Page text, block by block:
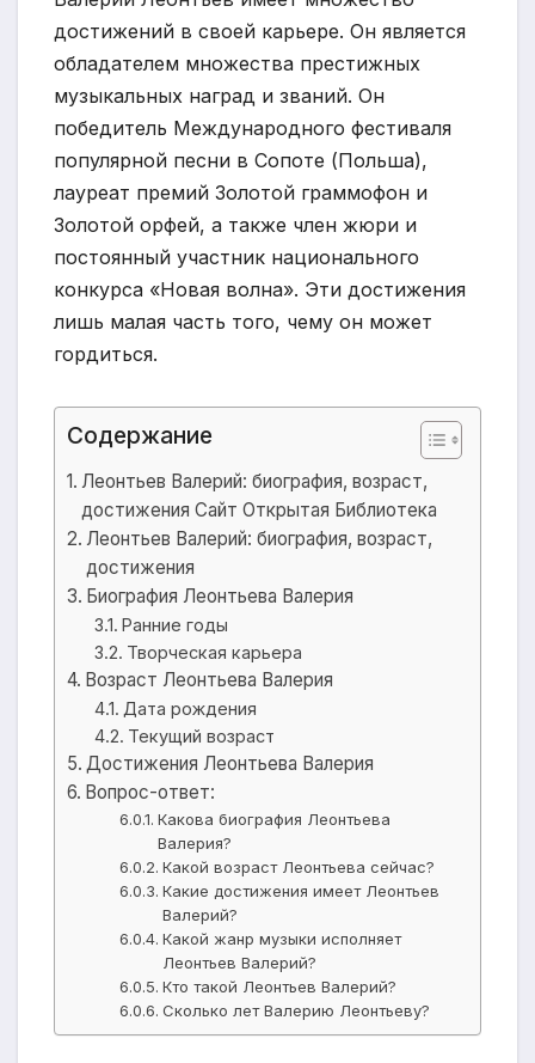
достижений в своей карьере. Он является
обладателем множества престижных
музыкальных наград и званий. Он
победитель Международного фестиваля
популярной песни в Сопоте (Польша),
лауреат премий Золотой граммофон и
Золотой орфей, а также член жюри и
постоянный участник национального
конкурса «Новая волна». Эти достижения
лишь малая часть того, чему он может
гордиться.
Содержание
Леонтьев Валерий: биография, возраст,
достижения Сайт Открытая Библиотека
Леонтьев Валерий: биография, возраст,
достижения
Биография Леонтьева Валерия
Ранние годы
Творческая карьера
Возраст Леонтьева Валерия
Дата рождения
Текущий возраст
Достижения Леонтьева Валерия
Вопрос-ответ:
Какова биография Леонтьева
Валерия?
Какой возраст Леонтьева сейчас?
Какие достижения имеет Леонтьев
Валерий?
Какой жанр музыки исполняет
Леонтьев Валерий?
Кто такой Леонтьев Валерий?
Сколько лет Валерию Леонтьеву?